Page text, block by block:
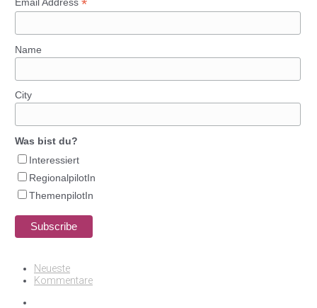
*
Name
City
Was bist du?
Interessiert
RegionalpilotIn
ThemenpilotIn
Neueste
Kommentare